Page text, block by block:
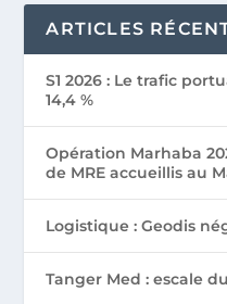
ARTICLES
S1 2026 : Le trafic
14,4 %
Opération Marhaba
de MRE accueillis au
Logistique : Geodis
Tanger Med : escale